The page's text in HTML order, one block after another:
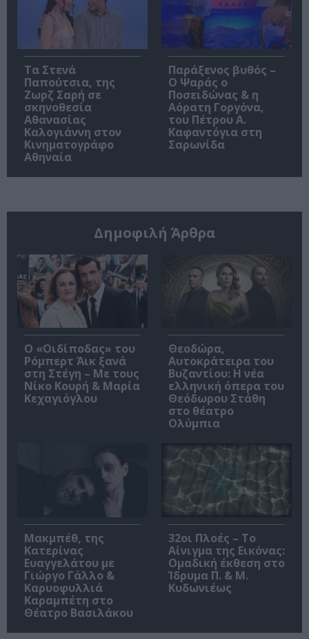
Τα Στενά
Παπούτσια, της
Ζωρζ Σαρή σε
σκηνοθεσία
Αθανασίας
Καλογιάννη στον
Κινηματογράφο
Αθηναία
Παράξενος βυθός –
Ο Ψαράς ο
Ποσειδώνας & η
Αόρατη Γοργόνα,
του Πέτρου Α.
Καφαντόγια στη
Σαρωνίδα
Δημοφιλή Άρθρα
O «Οιδίποδας» του
Ρόμπερτ Άικ ξανά
στη Στέγη – Με τους
Νίκο Κουρή & Μαρία
Κεχαγιόγλου
Θεοδώρα,
Αυτοκράτειρα του
Βυζαντίου: Η νέα
ελληνική όπερα του
Θεόδωρου Στάθη
στο θέατρο
Ολύμπια
Μακμπέθ, της
Κατερίνας
Ευαγγελάτου με
Γιώργο Γάλλο &
Καρυοφυλλιά
Καραμπέτη στο
Θέατρο Βασιλάκου
32οι Πλοές – Το
Αίνιγμα της Εικόνας:
Ομαδική έκθεση στο
Ίδρυμα Π. & Μ.
Κυδωνιέως